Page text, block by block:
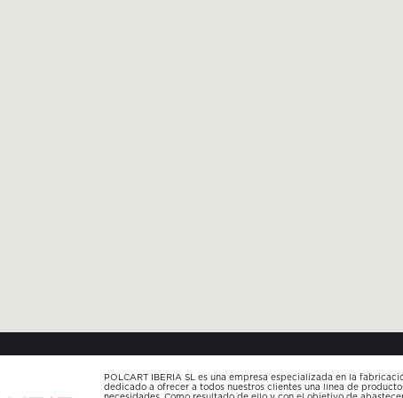
POLCART IBERIA SL es una empresa especializada en la
dedicado a ofrecer a todos nuestros clientes una línea de